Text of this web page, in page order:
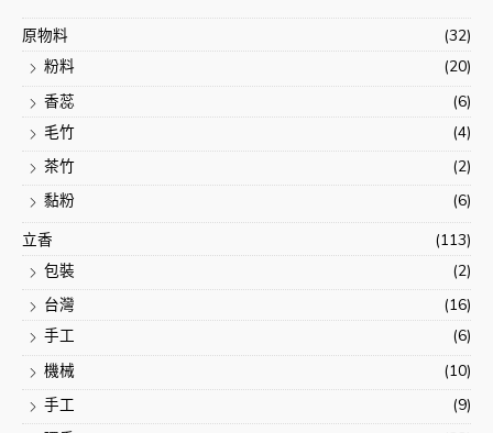
原物料
(32)
粉料
(20)
香蕊
(6)
毛竹
(4)
茶竹
(2)
黏粉
(6)
立香
(113)
包裝
(2)
台灣
(16)
手工
(6)
機械
(10)
手工
(9)